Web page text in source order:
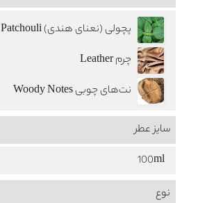
پچولی (نعنای هندی) Patchouli
چرم Leather
نت‌های چوبی Woody Notes
سایز عطر
100ml
نوع